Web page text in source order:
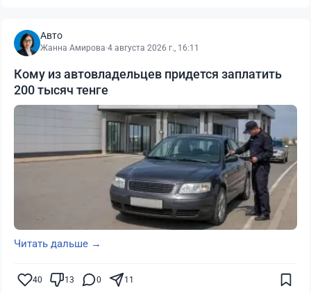
Авто
Жанна Амирова·4 августа 2026 г., 16:11
Кому из автовладельцев придется заплатить
200 тысяч тенге
Читать дальше →
40 13 0 11